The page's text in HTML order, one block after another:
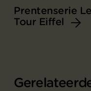
Prentenserie
Tour Eiffel